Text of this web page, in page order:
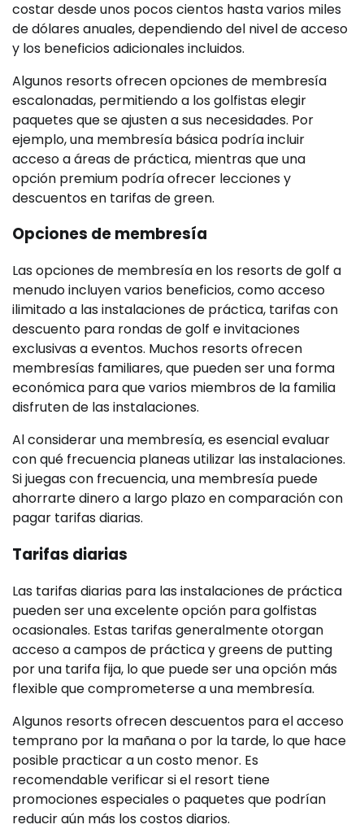
costar desde unos pocos cientos hasta varios miles
de dólares anuales, dependiendo del nivel de acceso
y los beneficios adicionales incluidos.
Algunos resorts ofrecen opciones de membresía
escalonadas, permitiendo a los golfistas elegir
paquetes que se ajusten a sus necesidades. Por
ejemplo, una membresía básica podría incluir
acceso a áreas de práctica, mientras que una
opción premium podría ofrecer lecciones y
descuentos en tarifas de green.
Opciones de membresía
Las opciones de membresía en los resorts de golf a
menudo incluyen varios beneficios, como acceso
ilimitado a las instalaciones de práctica, tarifas con
descuento para rondas de golf e invitaciones
exclusivas a eventos. Muchos resorts ofrecen
membresías familiares, que pueden ser una forma
económica para que varios miembros de la familia
disfruten de las instalaciones.
Al considerar una membresía, es esencial evaluar
con qué frecuencia planeas utilizar las instalaciones.
Si juegas con frecuencia, una membresía puede
ahorrarte dinero a largo plazo en comparación con
pagar tarifas diarias.
Tarifas diarias
Las tarifas diarias para las instalaciones de práctica
pueden ser una excelente opción para golfistas
ocasionales. Estas tarifas generalmente otorgan
acceso a campos de práctica y greens de putting
por una tarifa fija, lo que puede ser una opción más
flexible que comprometerse a una membresía.
Algunos resorts ofrecen descuentos para el acceso
temprano por la mañana o por la tarde, lo que hace
posible practicar a un costo menor. Es
recomendable verificar si el resort tiene
promociones especiales o paquetes que podrían
reducir aún más los costos diarios.